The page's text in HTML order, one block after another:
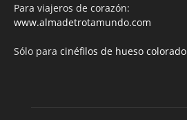
Para viajeros de corazón:
www.almadetrotamundo.com
Sólo para cinéfilos de hueso colorado